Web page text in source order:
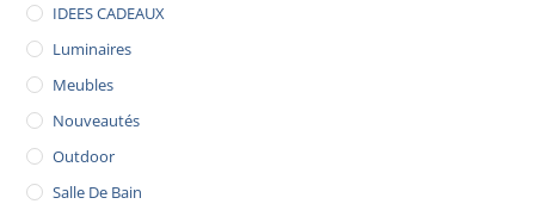
IDEES CADEAUX
Luminaires
Meubles
Nouveautés
Outdoor
Salle De Bain